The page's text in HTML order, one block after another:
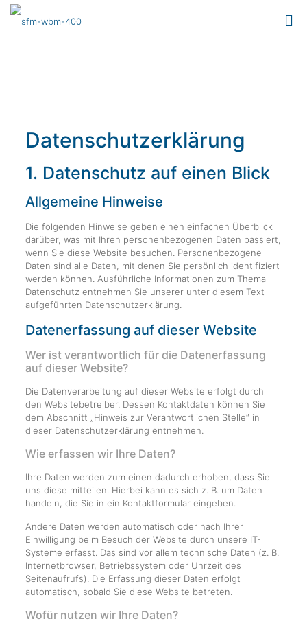
Datenschutz­erklärung
1. Datenschutz auf einen Blick
Allgemeine Hinweise
Die folgenden Hinweise geben einen einfachen Überblick
darüber, was mit Ihren personenbezogenen Daten passiert,
wenn Sie diese Website besuchen. Personenbezogene
Daten sind alle Daten, mit denen Sie persönlich identifiziert
werden können. Ausführliche Informationen zum Thema
Datenschutz entnehmen Sie unserer unter diesem Text
aufgeführten Datenschutzerklärung.
Datenerfassung auf dieser Website
Wer ist verantwortlich für die Datenerfassung
auf dieser Website?
Die Datenverarbeitung auf dieser Website erfolgt durch
den Websitebetreiber. Dessen Kontaktdaten können Sie
dem Abschnitt „Hinweis zur Verantwortlichen Stelle“ in
dieser Datenschutzerklärung entnehmen.
Wie erfassen wir Ihre Daten?
Ihre Daten werden zum einen dadurch erhoben, dass Sie
uns diese mitteilen. Hierbei kann es sich z. B. um Daten
handeln, die Sie in ein Kontaktformular eingeben.
Andere Daten werden automatisch oder nach Ihrer
Einwilligung beim Besuch der Website durch unsere IT-
Systeme erfasst. Das sind vor allem technische Daten (z. B.
Internetbrowser, Betriebssystem oder Uhrzeit des
Seitenaufrufs). Die Erfassung dieser Daten erfolgt
automatisch, sobald Sie diese Website betreten.
Wofür nutzen wir Ihre Daten?